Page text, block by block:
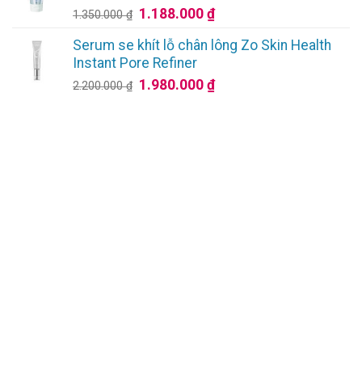
1.350.000₫ Giá
là:
1.350.000 ₫.
1.188.000₫Giá
tại
Serum se khít lỗ chân lông Zo Skin Health
Instant Pore Refiner
2.200.000₫ Giá
1.980.000₫Giá